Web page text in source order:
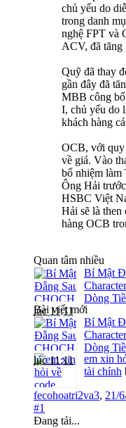
chủ yếu do
trong danh
nghệ FPT và
ACV, đã tăng
Quỹ đã thay
gần đây đã
MBB công
I, chủ yếu do
khách hàng
OCB, với quy
về giá. Vào
bổ nhiệm làm
Ông Hải
HSBC Việt
Hải sẽ là then
hàng OCB
Quan tâm nhiều
Bí Mật
Dòng
lúc 11:11
Bài viết mới
Bí Mật
Dòng
lúc 11:11
em xin
tài chính
fecohoatri2va3, 21/
#1
Đang tải...